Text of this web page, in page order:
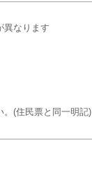
異なります
(住民票と同一明記)